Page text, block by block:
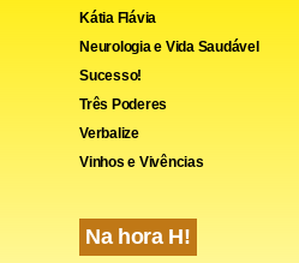
Kátia Flávia
Neurologia e Vida Saudável
Sucesso!
Três Poderes
Verbalize
Vinhos e Vivências
Na hora H!